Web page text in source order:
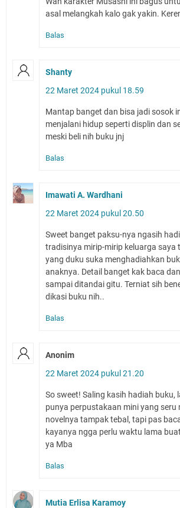
asal melangkah kalo gak yakin.
Balas
Shanty
22 Maret 2024 pukul 18.59
Mantap banget dan bisa jadi sosok
menjalani hidup seperti displin dan
meski beli nih buku jnj
Balas
Imawati A. Wardhani
22 Maret 2024 pukul 20.50
Sweet banget paksu-nya ngasih
tradisinya mirip-mirip keluarga saya
yang duku suka menghadiahkan
anaknya. Detail banget kak baca
sampai ditandai gitu. Terniat sih
dikasi buku nih..
Balas
Anonim
22 Maret 2024 pukul 21.20
So sweet! Saling kasih hadiah buku,
punya perpustakaan mini yang seru
novelnya tampak tebal, tapi pas
kayanya ngga perlu waktu lama
ya Mba
Balas
Mutia Erlisa Karamoy